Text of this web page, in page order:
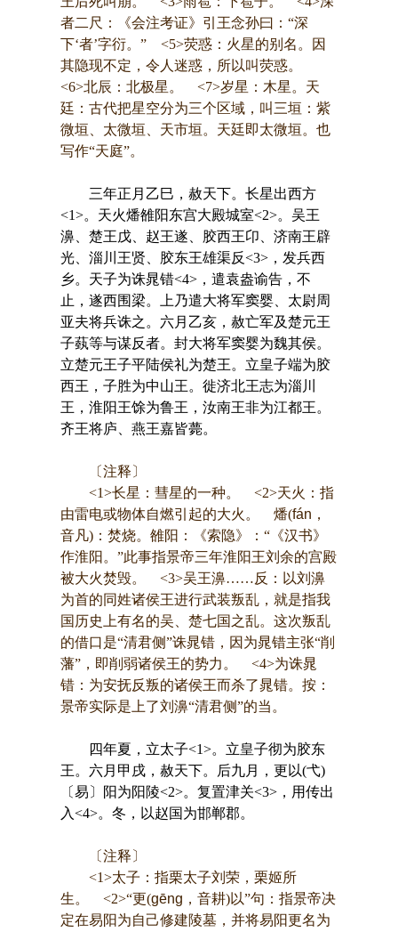
者二尺：《会注考证》引王念孙曰：“深
下‘者’字衍。” <5>荧惑：火星的别名。因
其隐现不定，令人迷惑，所以叫荧惑。
<6>北辰：北极星。 <7>岁星：木星。天
廷：古代把星空分为三个区域，叫三垣：紫
微垣、太微垣、天市垣。天廷即太微垣。也
写作“天庭”。
三年正月乙巳，赦天下。长星出西方
<1>。天火燔雒阳东宫大殿城室<2>。吴王
濞、楚王戊、赵王遂、胶西王卬、济南王辟
光、淄川王贤、胶东王雄渠反<3>，发兵西
乡。天子为诛晁错<4>，遣袁盎谕告，不
止，遂西围梁。上乃遣大将军窦婴、太尉周
亚夫将兵诛之。六月乙亥，赦亡军及楚元王
子蓺等与谋反者。封大将军窦婴为魏其侯。
立楚元王子平陆侯礼为楚王。立皇子端为胶
西王，子胜为中山王。徙济北王志为淄川
王，淮阳王馀为鲁王，汝南王非为江都王。
齐王将庐、燕王嘉皆薨。
〔注释〕
<1>长星：彗星的一种。 <2>天火：指
由雷电或物体自燃引起的大火。 燔(fán ，
音凡)：焚烧。雒阳：《索隐》：“《汉书》
作淮阳。”此事指景帝三年淮阳王刘余的宫殿
被大火焚毁。 <3>吴王濞……反：以刘濞
为首的同姓诸侯王进行武装叛乱，就是指我
国历史上有名的吴、楚七国之乱。这次叛乱
的借口是“清君侧”诛晁错，因为晁错主张“削
藩”，即削弱诸侯王的势力。 <4>为诛晁
错：为安抚反叛的诸侯王而杀了晁错。按：
景帝实际是上了刘濞“清君侧”的当。
四年夏，立太子<1>。立皇子彻为胶东
王。六月甲戌，赦天下。后九月，更以(弋)
〔易〕阳为阳陵<2>。复置津关<3>，用传出
入<4>。冬，以赵国为邯郸郡。
〔注释〕
<1>太子：指栗太子刘荣，栗姬所
生。 <2>“更(gēng ，音耕)以”句：指景帝决
定在易阳为自己修建陵墓，并将易阳更名为